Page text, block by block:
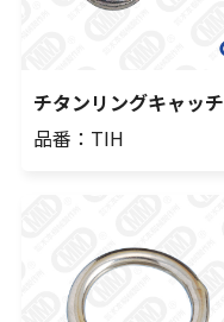
チタンリングキャッチ
品番：TIH